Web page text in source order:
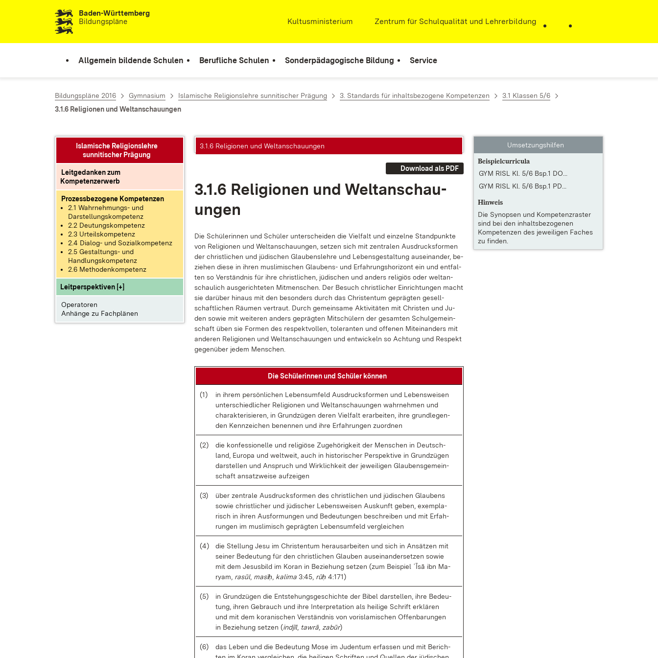
Zum Inhalt springenBaden-Württemberg
Bildungspläne
Extern:
Kultusministerium (Öffnet in neuem Fenster)
Extern:
Zentrum für Schulqualität und Lehrerbildung
Allgemein bildende Schulen Berufliche Schulen Sonderpädagogische Bildung Service
Bildungspläne 2016 Gymnasium Islamische Religionslehre sunnitischer Prägung 3. Standards für inhaltsbezogene Kompetenzen
3.1 Klassen 5/6
3.1.6 Religionen und Weltanschauungen
Islamische Religionslehre
sunnitischer Prägung
Leitgedanken zum
Kompetenzerwerb
Prozessbezogene Kompetenzen
2.1 Wahrnehmungs- und
Darstellungskompetenz
2.2 Deutungskompetenz
2.3 Urteilskompetenz
2.4 Dialog- und Sozialkompetenz
2.5 Gestaltungs- und
Handlungskompetenz
2.6 Methodenkompetenz
Leitperspektiven [+]
Operatoren
Anhänge zu Fachplänen
3.1.6 Religionen und Weltanschauungen
Download als PDF
3.1.6 Re­li­gio­nen und Welt­an­schau­
un­gen
Die Schü­le­rin­nen und Schü­ler un­ter­schei­den die Viel­falt und ein­zel­ne Stand­punk­te
von Re­li­gio­nen und Welt­an­schau­un­gen, set­zen sich mit zen­tra­len Aus­drucks­for­men
der christ­li­chen und jü­di­schen Glau­bens­leh­re und Le­bens­ge­stal­tung aus­ein­an­der, be­
zie­hen die­se in ih­ren mus­li­mi­schen Glau­bens- und Er­fah­rungs­ho­ri­zont ein und ent­fal­
ten so Ver­ständ­nis für ih­re christ­li­chen, jü­di­schen und an­ders re­li­gi­ös oder welt­an­
schau­lich aus­ge­rich­te­ten Mit­men­schen. Der Be­such christ­li­cher Ein­rich­tun­gen macht
sie dar­über hin­aus mit den be­son­ders durch das Chris­ten­tum ge­präg­ten ge­sell­
schaft­li­chen Räu­men ver­traut. Durch ge­mein­sa­me Ak­ti­vi­tä­ten mit Chris­ten und Ju­
den so­wie mit wei­te­ren an­ders ge­präg­ten Mit­schü­lern der ge­sam­ten Schul­ge­mein­
schaft üben sie For­men des re­spekt­vol­len, to­le­ran­ten und of­fe­nen Mit­ein­an­ders mit
an­de­ren Re­li­gio­nen und Welt­an­schau­un­gen und ent­wi­ckeln so Ach­tung und Re­spekt
ge­gen­über je­dem Men­schen.
Die Schü­le­rin­nen und Schü­ler kön­nen
(1)
in ih­rem per­sön­li­chen Lebens­um­feld Aus­drucks­for­men und Le­bens­wei­sen
un­ter­schied­li­cher Re­li­gio­nen und Welt­an­schau­un­gen wahr­neh­men und
cha­rak­te­ri­sie­ren, in Grund­zü­gen de­ren Viel­falt er­ar­bei­ten, ih­re grund­le­gen­
den Kenn­zei­chen be­nen­nen und ih­re Er­fah­run­gen zu­ord­nen
(2)
die kon­fes­sio­nel­le und re­li­giö­se Zu­ge­hö­rig­keit der Men­schen in Deutsch­
land, Eu­ro­pa und welt­weit, auch in his­to­ri­scher Per­spek­ti­ve in Grund­zü­gen
dar­stel­len und An­spruch und Wirk­lich­keit der je­wei­li­gen Glau­bens­ge­mein­
schaft an­satz­wei­se auf­zei­gen
(3)
über zen­tra­le Aus­drucks­for­men des christ­li­chen und jü­di­schen Glau­bens
so­wie christ­li­cher und jü­di­scher Le­bens­wei­sen Aus­kunft ge­ben, ex­em­pla­
risch in ih­ren Aus­for­mun­gen und Be­deu­tun­gen be­schrei­ben und mit Er­fah­
run­gen im mus­li­misch ge­präg­ten Lebens­um­feld ver­glei­chen
(4)
die Stel­lung Je­su im Chris­ten­tum her­aus­ar­bei­ten und sich in An­sät­zen mit
sei­ner Be­deu­tung für den christ­li­chen Glau­ben aus­ein­an­der­set­zen so­wie
mit dem Je­sus­bild im Ko­ran in Be­zie­hung set­zen (zum Bei­spiel ʿĪsā ibn Ma­
ryam, rasūl, masīḥ ka­li­ma 3:45, rūḥ 4:171)
(5)
in Grund­zü­gen die Ent­ste­hungs­ge­schich­te der Bi­bel dar­stel­len, ih­re Be­deu­
tung, ih­ren Ge­brauch und ih­re In­ter­pre­ta­ti­on als hei­li­ge Schrift er­klä­ren
und mit dem ko­ra­ni­schen Ver­ständ­nis von voris­la­mi­schen Of­fen­ba­run­gen
in Be­zie­hung set­zen (ind­jīl, ta­wrā zabūr)
(6)
das Le­ben und die Be­deu­tung Mo­se im Ju­den­tum er­fas­sen und mit Be­rich­
Umsetzungshilfen
Beispielcurricula
GYM RISL Kl. 5/6 Bsp.1 DO...
GYM RISL Kl. 5/6 Bsp.1 PD...
Hinweis
Die Synopsen und Kompetenzraster
sind bei den inhaltsbezogenen
Kompetenzen des jeweiligen Faches
zu finden.